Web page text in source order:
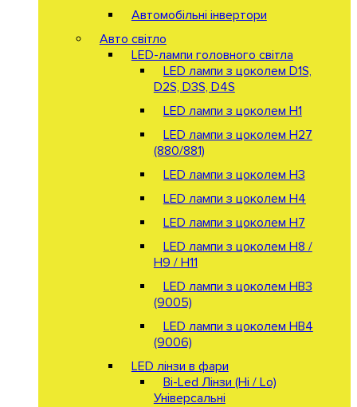
Автомобільні інвертори
Авто світло
LED-лампи головного світла
LED лампи з цоколем D1S,
D2S, D3S, D4S
LED лампи з цоколем H1
LED лампи з цоколем H27
(880/881)
LED лампи з цоколем H3
LED лампи з цоколем H4
LED лампи з цоколем H7
LED лампи з цоколем H8 /
H9 / H11
LED лампи з цоколем HB3
(9005)
LED лампи з цоколем HB4
(9006)
LED лінзи в фари
Bi-Led Лінзи (Hi / Lo)
Універсальні